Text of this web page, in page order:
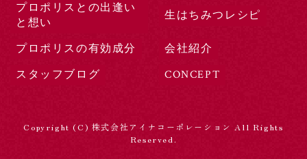
プロポリスとの出逢い
と想い
生はちみつレシピ
プロポリスの有効成分
会社紹介
スタッフブログ
CONCEPT
Copyright (C) 株式会社アイナコーポレーション All Rights
Reserved.